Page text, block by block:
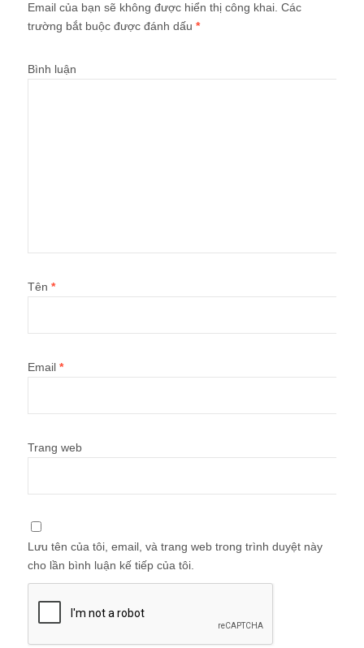
Email của bạn sẽ không được hiển thị công khai. Các
trường bắt buộc được đánh dấu *
Bình luận
Tên *
Email *
Trang web
Lưu tên của tôi, email, và trang web trong trình duyệt này
cho lần bình luận kế tiếp của tôi.